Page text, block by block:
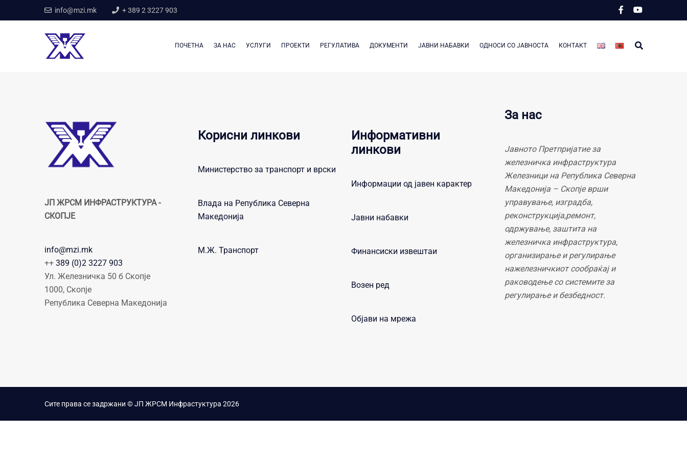
info@mzi.mk + 389 2 3227 903
ПОЧЕТНА ЗА НАС УСЛУГИ ПРОЕКТИ РЕГУЛАТИВА ДОКУМЕНТИ ЈАВНИ НАБАВКИ ОДНОСИ СО ЈАВНОСТА КОНТАКТ
ЈП ЖРСМ ИНФРАСТРУКТУРА -
СКОПЈЕ
info@mzi.mk
++ 389 (0)2 3227 903
Ул. Железничка 50 б Скопје
1000, Скопје
Република Северна Македонија
Корисни линкови
Министерство за транспорт и врски
Влада на Република Северна
Македонија
М.Ж. Транспорт
Информативни
линкови
Информации од јавен карактер
Јавни набавки
Финансиски извештаи
Возен ред
Објави на мрежа
За нас
Јавното Претпријатие за
железничка инфраструктура
Железници на Република Северна
Македонија – Скопје врши
управување, изградба,
реконструкција,ремонт,
одржување, заштита на
железничка инфраструктура,
организирање и регулирање
нажелезничкиот сообраќај и
раководење со системите за
регулирање и безбедност.
Сите права се задржани © ЈП ЖРСМ Инфрастуктура 2026